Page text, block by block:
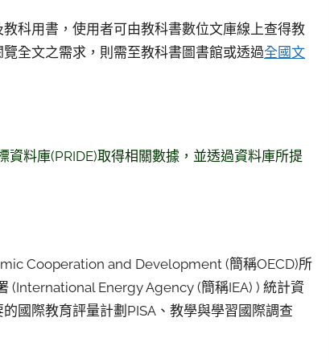
科用書，使用者可由教科書數位文庫線上查得教
全文之需求，則需至教科書圖書館或透過全國文
料庫(PRIDE)取得相關數據，並透過資料庫所提
Cooperation and Development (簡稱OECD)所
(International Energy Agency (簡稱IEA) ) 統計資
國際教育評量計劃PISA、教學與學習國際調查